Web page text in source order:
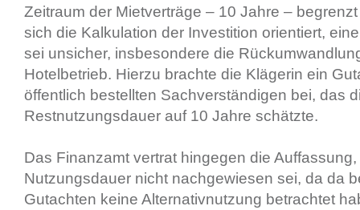
Zeitraum der Mietverträge – 10 Jahre –
sich die Kalkulation der Investition orientiert,
sei unsicher, insbesondere die
Hotelbetrieb. Hierzu brachte die Klägerin ein
öffentlich bestellten Sachverständigen bei, das
Restnutzungsdauer auf 10 Jahre schätzte.
Das Finanzamt vertrat hingegen die
Nutzungsdauer nicht nachgewiesen sei, da da
Gutachten keine Alternativnutzung betrachtet